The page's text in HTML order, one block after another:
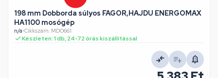
198 mm Dobborda súlyos FAGOR,HAJDU ENERGOMAX
HA1100 mosógép
n/a•Cikkszám: MDO661
Készleten: 1 db, 24-72 órás kiszállítással